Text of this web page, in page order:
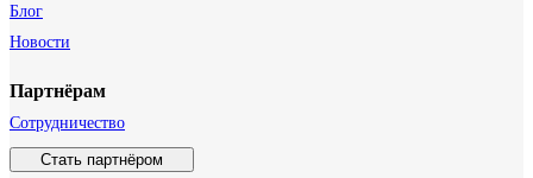
Блог
Новости
Партнёрам
Сотрудничество
Стать партнёром